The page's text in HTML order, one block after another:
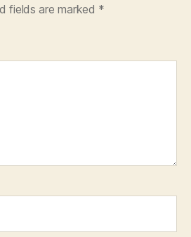
fields are marked *